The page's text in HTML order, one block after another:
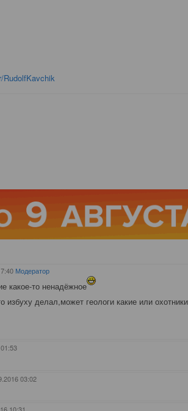
RudolfKavchik
Модератор
какое-то ненадёжное
избуху делал,может геологи какие или
03:02